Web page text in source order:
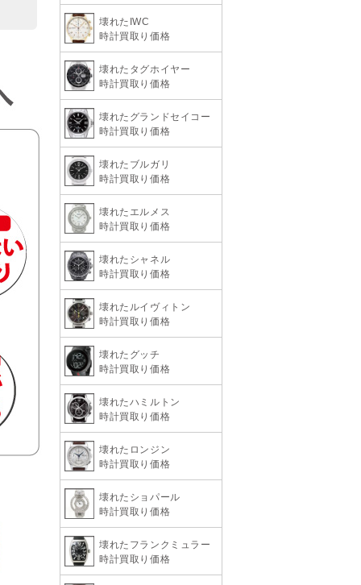
壊れたIWC
時計買取り価格
壊れたタグホイヤー
時計買取り価格
壊れたグランドセイコー
時計買取り価格
壊れたブルガリ
時計買取り価格
壊れたエルメス
時計買取り価格
壊れたシャネル
時計買取り価格
壊れたルイヴィトン
時計買取り価格
壊れたグッチ
時計買取り価格
壊れたハミルトン
時計買取り価格
壊れたロンジン
時計買取り価格
壊れたショパール
時計買取り価格
壊れたフランクミュラー
時計買取り価格